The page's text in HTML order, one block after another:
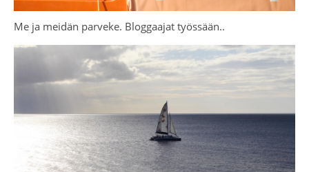
Me ja meidän parveke. Bloggaajat työssään..